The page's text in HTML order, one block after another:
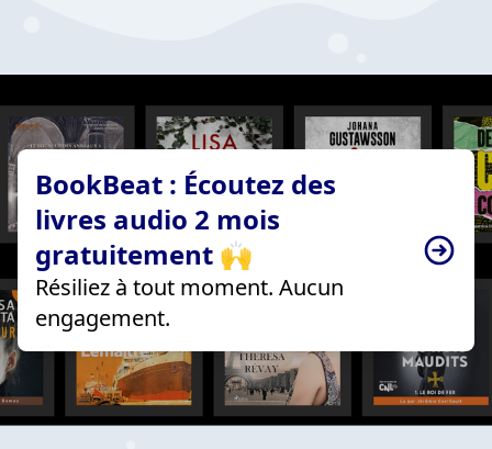
BookBeat : Écoutez des
livres audio 2 mois
gratuitement 🙌
Résiliez à tout moment. Aucun
engagement.